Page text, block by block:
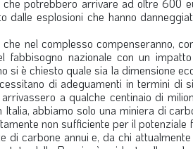
dalle esplosioni che hanno
nel complesso compenseranno,
nazionale con un impatto
si è chiesto quale sia la dimensione
di adeguamenti in termini di
a qualche centinaio di
abbiamo solo una miniera di
non sufficiente per il potenziale
di carbone annui e, da chi